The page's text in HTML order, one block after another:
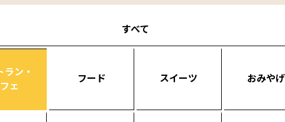
すべて
ラン・
ェ
フード スイーツ おみやげ